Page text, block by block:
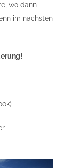
wo dann
im nächsten